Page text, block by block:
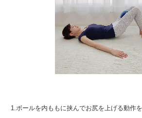
1.ボールを内ももに挟んでお尻を上げる動作